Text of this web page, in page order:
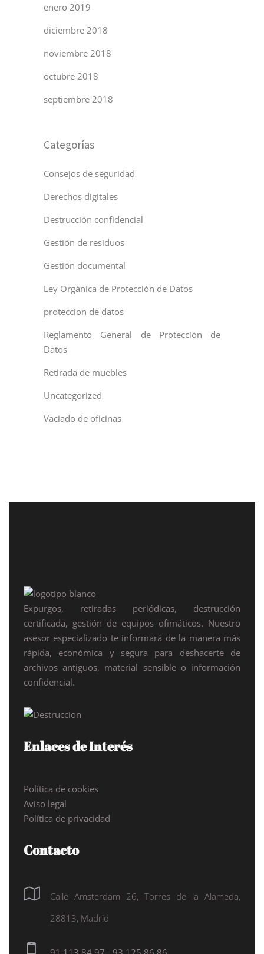
enero 2019
diciembre 2018
noviembre 2018
octubre 2018
septiembre 2018
Categorías
Consejos de seguridad
Derechos digitales
Destrucción confidencial
Gestión de residuos
Gestión documental
Ley Orgánica de Protección de Datos
proteccion de datos
Reglamento General de Protección de
Datos
Retirada de muebles
Uncategorized
Vaciado de oficinas
Expurgos, retiradas periódicas, destrucción
certificada, gestión de equipos ofimáticos. Nuestro
asesor especializado te informará de la manera más
rápida, económica y segura para deshacerte de
archivos antiguos, material sensible o información
confidencial.
Enlaces de Interés
Política de cookies
Aviso legal
Política de privacidad
Contacto
Calle Amsterdam 26, Torres de la Alameda,
28813, Madrid